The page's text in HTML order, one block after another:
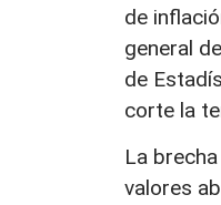
de
general
de
corte la
La
valores